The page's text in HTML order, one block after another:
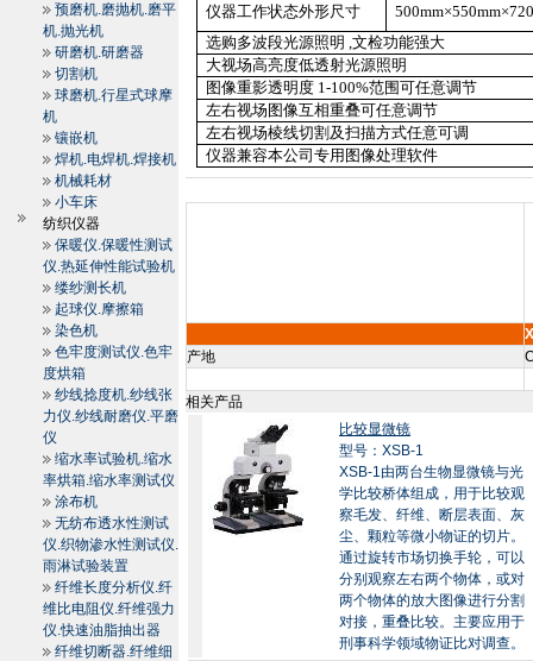
预磨机.磨抛机.磨平
机.抛光机
研磨机.研磨器
切割机
球磨机.行星式球摩
机
镶嵌机
焊机.电焊机.焊接机
机械耗材
小车床
纺织仪器
保暖仪.保暖性测试
仪.热延伸性能试验机
缕纱测长机
起球仪.摩擦箱
染色机
色牢度测试仪.色牢
度烘箱
纱线捻度机.纱线张
力仪.纱线耐磨仪.平磨
仪
缩水率试验机.缩水
率烘箱.缩水率测试仪
涂布机
无纺布透水性测试
仪.织物渗水性测试仪.
雨淋试验装置
纤维长度分析仪.纤
维比电阻仪.纤维强力
仪.快速油脂抽出器
纤维切断器.纤维细
仪器工作状态外形尺寸
500mm×550mm×
选购多波段光源照明 ,文检功能强大
大视场高亮度低透射光源照明
图像重影透明度 1-100%范围可任意调节
左右视场图像互相重叠可任意调节
左右视场棱线切割及扫描方式任意可调
仪器兼容本公司专用图像处理软件
产地
相关产品
比较显微镜
型号：XSB-1
XSB-1由两台生物显微镜与光
学比较桥体组成，用于比较观
察毛发、纤维、断层表面、灰
尘、颗粒等微小物证的切片。
通过旋转市场切换手轮，可以
分别观察左右两个物体，或对
两个物体的放大图像进行分割
对接，重叠比较。主要应用于
刑事科学领域物证比对调查。